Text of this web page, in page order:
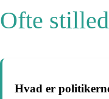
Ofte
Hvad er